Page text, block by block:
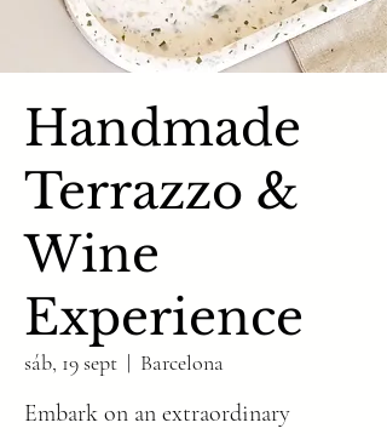
Handmade
Terrazzo &
Wine
Experience
sáb, 19 sept
  |
Barcelona
Embark on an extraordinary